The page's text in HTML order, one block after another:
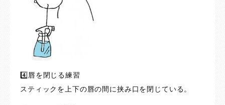
4️⃣唇を閉じる練習
スティックを上下の唇の間に挟み口を閉じている。